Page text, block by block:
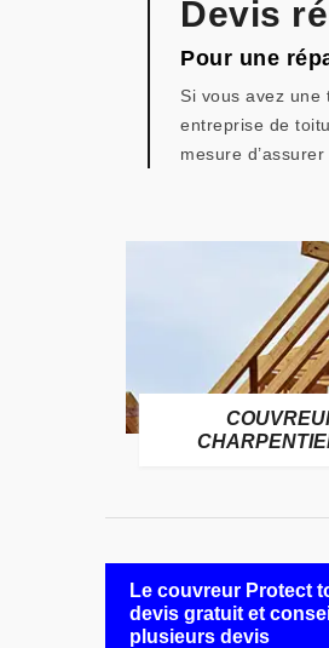
Devis
Pour une
Si vous avez
entreprise de
mesure
Le couvreur Protect
devis gratuit et
plusieurs devis